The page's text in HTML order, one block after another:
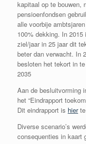
kapitaal op te bouwen,
pensioenfondsen
alle voorbije
100% dekking. In
ziel/jaar in 25 jaar dit
beter dan verwacht. In
besloten het tekort in
2035
Aan de besluitvorming
het “Eindrapport
Dit eindrapport is hierte
Diverse scenario’s
consequenties in kaart